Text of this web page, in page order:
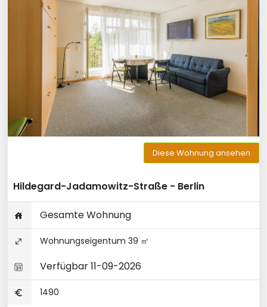
Diese Wohnung ansehen
Hildegard-Jadamowitz-Straße - Berlin
Gesamte Wohnung
Wohnungseigentum 39 ㎡
Verfügbar 11-09-2026
1490